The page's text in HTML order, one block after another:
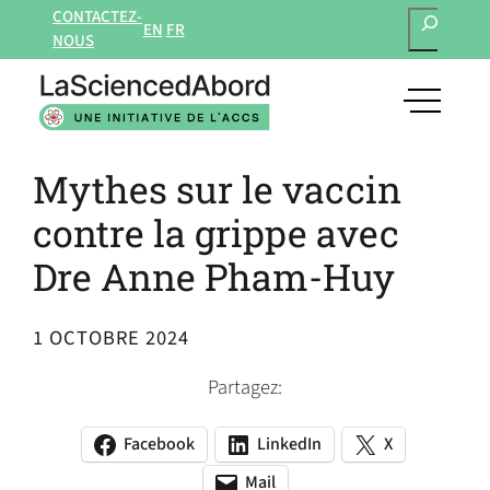
contenu
CONTACTEZ-
NOUS
EN FR
open
Mythes sur le vaccin
contre la grippe avec
Dre Anne Pham-Huy
1 OCTOBRE 2024
Partagez:
Facebook
(opens
LinkedIn
(opens
in
X
(opens
Mail